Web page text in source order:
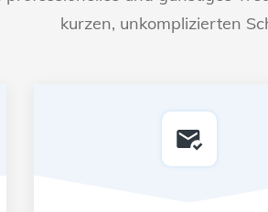
kurzen, unkomplizierten